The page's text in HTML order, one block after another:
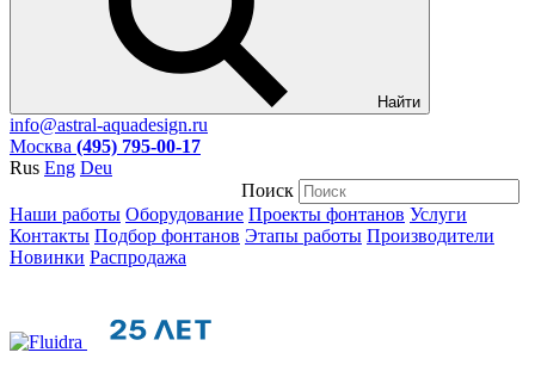
Найти
info@astral-aquadesign.ru
Москва (495) 795-00-17
Rus Eng Deu
Поиск
Наши работы Оборудование Проекты фонтанов Услуги
Контакты Подбор фонтанов Этапы работы Производители
Новинки Распродажа